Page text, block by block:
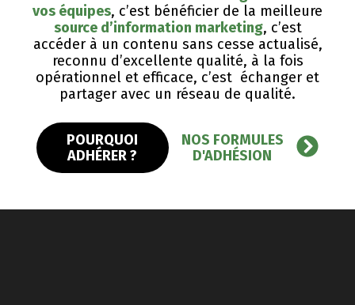
vos équipes, c’est bénéficier de la meilleure
source d’information marketing, c’est
accéder à un contenu sans cesse actualisé,
reconnu d’excellente qualité, ​à la fois
opérationnel et efficace, c’est échanger et
partager avec un réseau de qualité.
POURQUOI
ADHÉRER ?
NOS FORMULES
D'ADHÉSION